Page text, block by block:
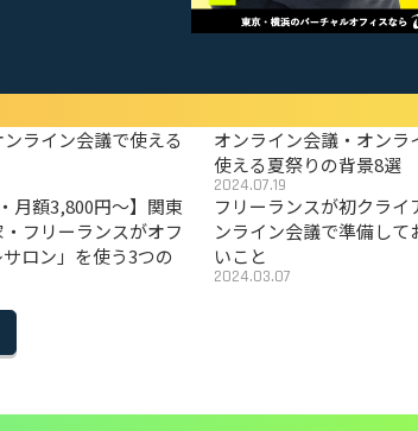
ライン会議で使える
オンライン会議・オンラ
使える夏祭りの背景8選
2024.07.19
月額3,800円〜】関東
フリーランスがオフ
ロン」を使う3つの
フリーランスが初クライ
ンライン会議で準備して
いこと
2024.03.07